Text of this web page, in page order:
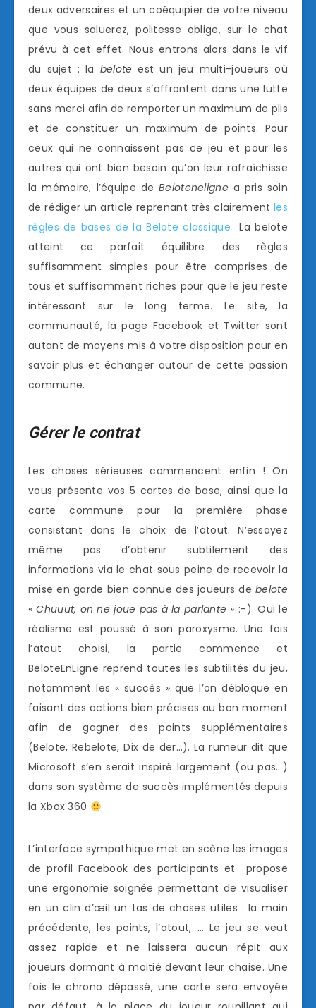
deux adversaires et un coéquipier de votre niveau
que vous saluerez, politesse oblige, sur le chat
prévu à cet effet. Nous entrons alors dans le vif
du sujet : la belote est un jeu multi-joueurs où
deux équipes de deux s’affrontent dans une lutte
sans merci afin de remporter un maximum de plis
et de constituer un maximum de points. Pour
ceux qui ne connaissent pas ce jeu et pour les
autres qui ont bien besoin qu’on leur rafraîchisse
la mémoire, l’équipe deBelotenelignea pris soin
de rédiger un article reprenant très clairementles
règles de bases de la Belote classique
La belote
atteint ce parfait équilibre des règles
suffisamment simples pour être comprises de
tous et suffisamment riches pour que le jeu reste
intéressant sur le long terme. Le site, la
communauté, la page Facebook et Twitter sont
autant de moyens mis à votre disposition pour en
savoir plus et échanger autour de cette passion
commune.
Gérer le contrat
Les choses sérieuses commencent enfin ! On
vous présente vos 5 cartes de base, ainsi que la
carte commune pour la première phase
consistant dans le choix de l’atout. N’essayez
même pas d’obtenir subtilement des
informations via le chat sous peine de recevoir la
mise en garde bien connue des joueurs debelote
«Chuuut, on ne joue pas à la parlante » :-). Oui le
réalisme est poussé à son paroxysme. Une fois
l’atout choisi, la partie commence et
BeloteEnLigne reprend toutes les subtilités du jeu,
notamment les « succès » que l’on débloque en
faisant des actions bien précises au bon moment
afin de gagner des points supplémentaires
(Belote, Rebelote, Dix de der…). La rumeur dit que
Microsoft s’en serait inspiré largement (ou pas…)
dans son système de succès implémentés depuis
la Xbox 360
L’interface sympathique met en scène les images
de profil Facebook des participants et propose
une ergonomie soignée permettant de visualiser
en un clin d’œil un tas de choses utiles : la main
précédente, les points, l’atout, … Le jeu se veut
assez rapide et ne laissera aucun répit aux
joueurs dormant à moitié devant leur chaise. Une
fois le chrono dépassé, une carte sera envoyée